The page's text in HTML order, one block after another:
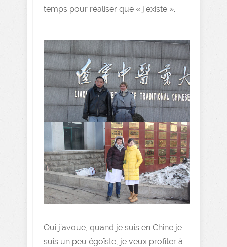
temps pour réaliser que « j'existe ».
Oui j’avoue, quand je suis en Chine je
suis un peu égoïste, je veux profiter à